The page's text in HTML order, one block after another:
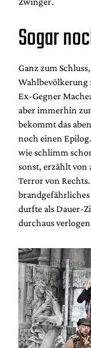
Sogar
Ganz zum
Wahlbevölkerung
Ex-Gegner
aber immerhin
bekommt das
noch einen
wie schlimm
sonst, erzählt von
Terror von
brandgefährliches
durfte als Dauer-
durchaus